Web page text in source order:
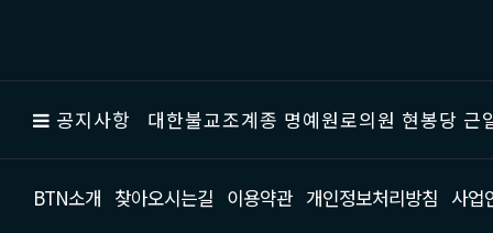
공지사항 대한불교조계종 명예원로의원 현봉당
BTN소개 찾아오시는길 이용약관 개인정보처리방침 사업